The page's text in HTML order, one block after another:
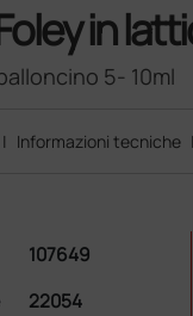
in
5- 10ml
| Informazioni tecniche |
107649
22054